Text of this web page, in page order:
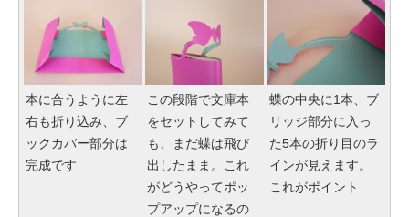
本に合うように左
右も折り込み、ブ
ックカバー部分は
完成です
この段階で文庫本
をセットしてみて
も、まだ蝶は飛び
出したまま。これ
がどうやってポッ
プアップになるの
蝶の中央に1本、ブ
リッジ部分に入っ
た5本の折り目のラ
インが見えます。
これがポイント